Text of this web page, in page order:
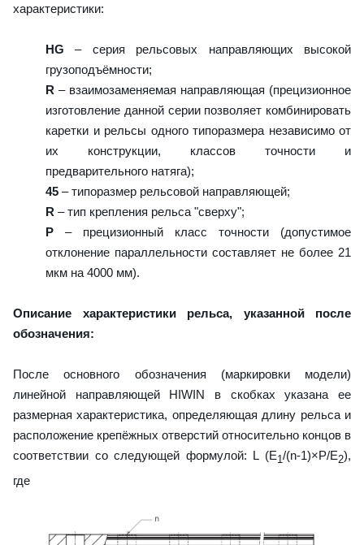
характеристики:
HG – серия рельсовых направляющих высокой
грузоподъёмности;
R – взаимозаменяемая направляющая (прецизионное
изготовление данной серии позволяет комбинировать
каретки и рельсы одного типоразмера независимо от
их конструкции, классов точности и
предварительного натяга);
45 – типоразмер рельсовой направляющей;
R – тип крепления рельса "сверху";
P – прецизионный класс точности (допустимое
отклонение параллельности составляет не более 21
мкм на 4000 мм).
Описание характеристики рельса, указанной после
обозначения:
После основного обозначения (маркировки модели)
линейной направляющей HIWIN в скобках указана ее
размерная характеристика, определяющая длину рельса и
расположение крепёжных отверстий относительно концов в
соответствии со следующей формулой: L (E1/(n-1)×P/E2),
где